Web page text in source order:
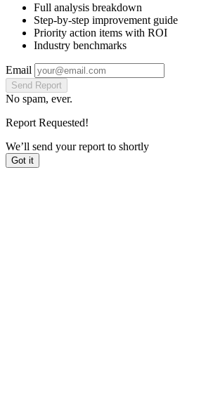
Full analysis breakdown
Step-by-step improvement guide
Priority action items with ROI
Industry benchmarks
Email
Send Report
No spam, ever.
Report Requested!
We’ll send your report to shortly
Got it